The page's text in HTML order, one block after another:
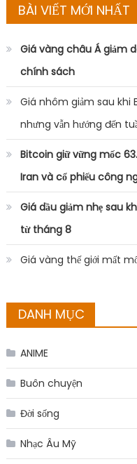
BÀI VIẾT MỚI NHẤT
Giá vàng châu Á giảm
chính sách
Giá nhôm giảm sau khi
nhưng vẫn hướng đến
Bitcoin giữ vững mốc
Iran và cổ phiếu công
Giá dầu giảm nhẹ sau
từ tháng 8
Giá vàng thế giới mất
DANH MỤC
ANIME
Buôn chuyện
Đời sống
Nhạc Âu Mỹ